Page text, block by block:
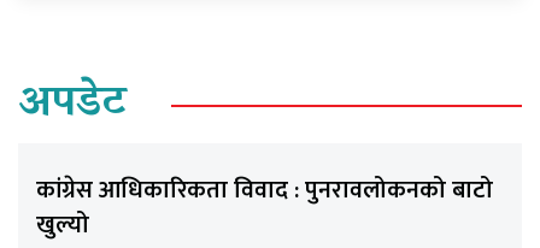
अपडेट
कांग्रेस आधिकारिकता विवाद : पुनरावलोकनको बाटो
खुल्यो